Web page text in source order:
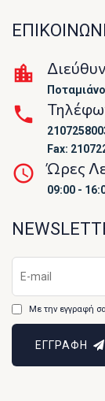
Fax:
Ώρες
09:00 -
Με την εγγραφή
ΕΓΓΡΑΦΗ